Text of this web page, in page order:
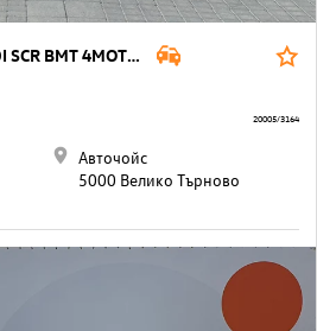
VW Passat Highline 2.0TDI SCR BMT 4MOTION
Авточойс
5000 Велико Търново
20005/3164